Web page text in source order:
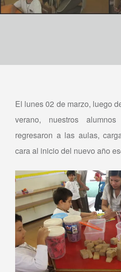
El lunes 02 de marzo, luego
verano, nuestros
regresaron a las aulas,
cara al inicio del nuevo año